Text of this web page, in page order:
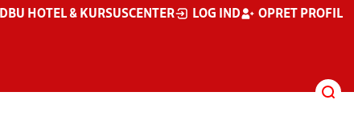
DBU HOTEL & KURSUSCENTER LOG IND OPRET PROFIL